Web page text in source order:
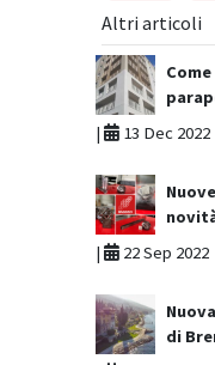
Altri articoli
|
13 Dec 2022
|
22 Sep 2022
di